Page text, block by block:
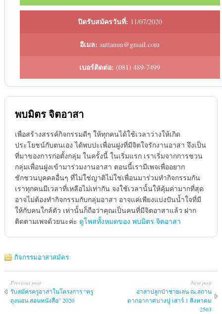
ปิดรับสมัครวันที่: 11/07/2020
อีเมล: auttanun@gmail.com
เบอร์ติดต่อ: (081) 489-7499
พบมิตร จิตอาสา
เพื่อสร้างสรรค์กิจกรรมดีๆ ให้ทุกคนได้ใช้เวลาว่างให้เกิด
ประโยชน์กับตนเอง ได้พบปะเพื่อนฝูงที่มีจิตใจรักงานอาสา จึงเป็น
ที่มาของการก่อตั้งกลุ่ม ในครั้งนี้ ในเริ่มแรก เราเริ่มจากการชวน
กลุ่มเพื่อนฝูงเข้ามาร่วมงานอาสา ตอนนี้เรามีเพจเพื่ออยาก
ชักชวนบุคคลอื่นๆ ที่ไม่ใช่ญาติไม่ใช่เพื่อนมาร่วมทำกิจกรรมกัน
เราทุกคนมีเวลาที่เหลือไม่เท่ากัน จงใช้เวลานั้นให้คุ้มค่ามากที่สุด
อาจไม่ต้องทำกิจกรรมกับกลุ่มอาสา อาจแค่เพียงแบ่งปันน้ำใจที่มี
ให้กับคนใกล้ตัว เท่านั้นก็ถือว่าคุณเป็นคนที่มีจิตอาสาแล้ว ฝาก
ติดตามเพจด้วยนะค่ะ ดูโพสทั้งหมดของ พบมิตร จิตอาสา
กิจกรรมอาสาสมัคร
Previous post
รับสมัครครูอาสาในโครงการ “ครู
ถุงนอน สอนหนังสือ” 2020
Next post
อาสาปลูกป่าชายเลน ณ.สถาน
ตากอากาศบางปู เสาร์ 1 สิงหาคม
2563